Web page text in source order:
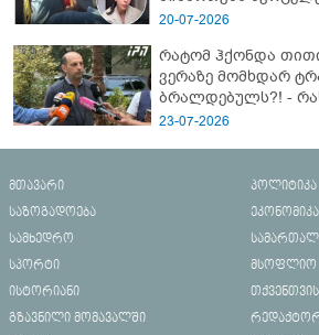
20-07-2026
რატომ ჰქონდა
ვერაზე მომხდარ
ბრალდებულს?! -
23-07-2026
მთავარი
პოლიტიკა
საზოგადოება
ეკონომიკა
სამხედრო
სპორტი
მსოფლიო
ისტორიანი
გზავნილი მომავალში